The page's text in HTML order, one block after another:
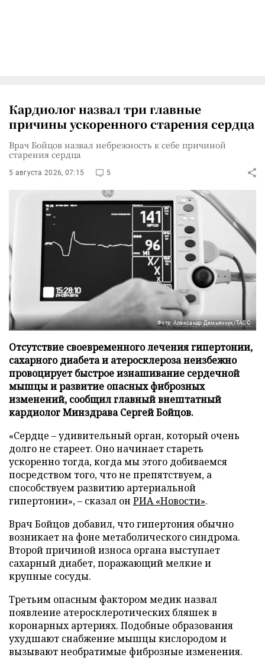
Кардиолог назвал три главные
причины ускоренного старения сердца
Врач Бойцов назвал небрежность к себе причиной
старения сердца
5 августа 2026, 07:15 5
Фото: Александр Демьянчук/ТАСС
Отсутствие своевременного лечения гипертонии,
сахарного диабета и атеросклероза неизбежно
провоцирует быстрое изнашивание сердечной
мышцы и развитие опасных фиброзных
изменений, сообщил главный внештатный
кардиолог Минздрава Сергей Бойцов.
«Сердце – удивительный орган, который очень
долго не стареет. Оно начинает стареть
ускоренно тогда, когда мы этого добиваемся
посредством того, что не препятствуем, а
способствуем развитию артериальной
гипертонии», – сказал он РИА «Новости».
Врач Бойцов добавил, что гипертония обычно
возникает на фоне метаболического синдрома.
Второй причиной износа органа выступает
сахарный диабет, поражающий мелкие и
крупные сосуды.
Третьим опасным фактором медик назвал
появление атеросклеротических бляшек в
коронарных артериях. Подобные образования
ухудшают снабжение мышцы кислородом и
вызывают необратимые фиброзные изменения.